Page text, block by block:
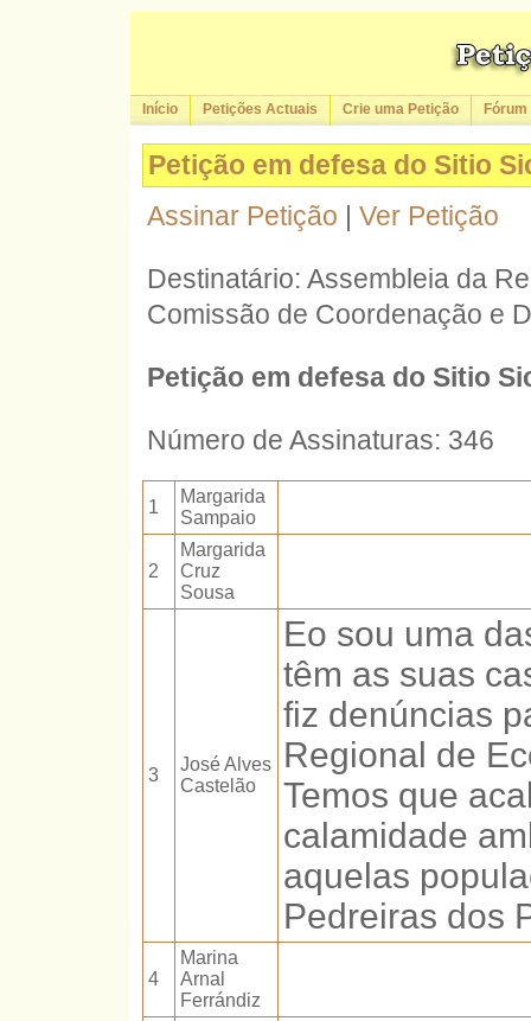
Início Petições Actuais Crie uma Petição Fórum
Petição em defesa do Sitio
Assinar Petição | Ver Petição
Destinatário: Assembleia da
Comissão de Coordenação e
Petição em defesa do Sitio
Número de Assinaturas: 346
1
Margarida
Sampaio
2
Margarida
Cruz
Sousa
3
José Alves
Castelão
Eo sou uma
têm as suas
fiz denúncias
Regional de
Temos que
calamidade
aquelas
Pedreiras dos
4
Marina
Arnal
Ferrándiz